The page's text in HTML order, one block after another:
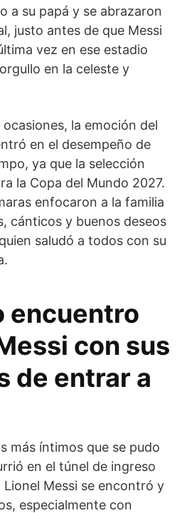
a su papá y se abrazaron
justo antes de que Messi
vez en ese estadio
en la celeste y
la emoción del
en el desempeño de
ya que la selección
la Copa del Mundo 2027.
enfocaron a la familia
cánticos y buenos deseos
saludó a todos con su
encuentro
con sus
de entrar a
más íntimos que se pudo
en el túnel de ingreso
Lionel Messi se encontró y
especialmente con